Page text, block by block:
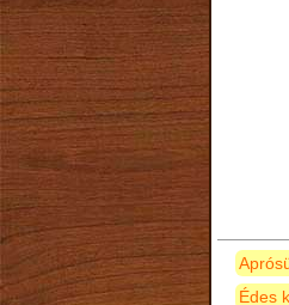
Édes